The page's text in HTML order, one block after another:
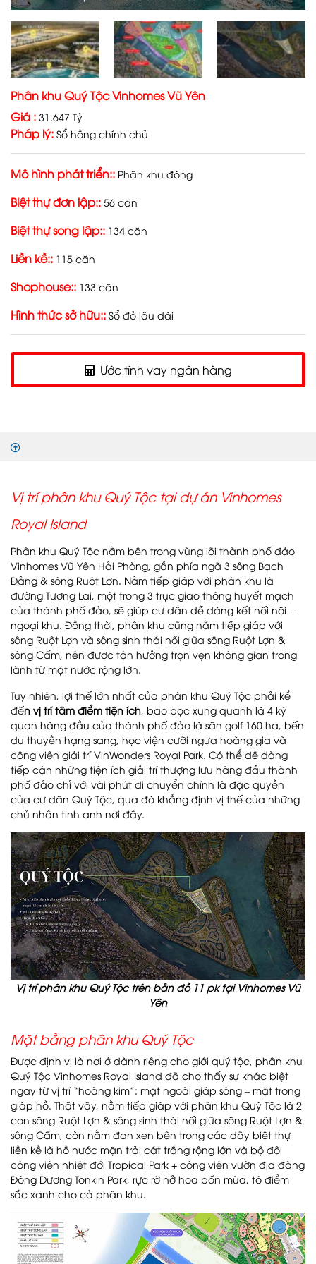
Phân khu Quý Tộc Vinhomes Vũ Yên
Giá : 31.647 Tỷ
Pháp lý: Sổ hồng chính chủ
Mô hình phát triển:: Phân khu đóng
Biệt thự đơn lập:: 56 căn
Biệt thự song lập:: 134 căn
Liền kề:: 115 căn
Shophouse:: 133 căn
Hình thức sở hữu:: Sổ đỏ lâu dài
Ước tính vay ngân hàng
Vị trí phân khu Quý Tộc tại dự án Vinhomes
Royal Island
Phân khu Quý Tộc nằm bên trong vùng lõi thành phố đảo
Vinhomes Vũ Yên Hải Phòng, gần phía ngã 3 sông Bạch
Đằng & sông Ruột Lợn. Nằm tiếp giáp với phân khu là
đường Tương Lai, một trong 3 trục giao thông huyết mạch
của thành phố đảo, sẽ giúp cư dân dễ dàng kết nối nội –
ngoại khu. Đồng thời, phân khu cũng nằm tiếp giáp với
sông Ruột Lợn và sông sinh thái nối giữa sông Ruột Lợn &
sông Cấm, nên được tận hưởng trọn vẹn không gian trong
lành từ mặt nước rộng lớn.
Tuy nhiên, lợi thế lớn nhất của phân khu Quý Tộc phải kể
đến vị trí tâm điểm tiện ích , bao bọc xung quanh là 4 kỳ
quan hàng đầu của thành phố đảo là sân golf 160 ha, bến
du thuyền hạng sang, học viện cưỡi ngựa hoàng gia và
công viên giải trí VinWonders Royal Park. Có thể dễ dàng
tiếp cận những tiện ích giải trí thượng lưu hàng đầu thành
phố đảo chỉ với vài phút di chuyển chính là đặc quyền
của cư dân Quý Tộc, qua đó khẳng định vị thế của những
chủ nhân tinh anh nơi đây.
Vị trí phân khu Quý Tộc trên bản đồ 11 pk tại Vinhomes Vũ
Yên
Mặt bằng phân khu Quý Tộc
Được định vị là nơi ở dành riêng cho giới quý tộc, phân khu
Quý Tộc Vinhomes Royal Island đã cho thấy sự khác biệt
ngay từ vị trí “hoàng kim”: mặt ngoài giáp sông – mặt trong
giáp hồ. Thật vậy, nằm tiếp giáp với phân khu Quý Tộc là 2
con sông Ruột Lợn & sông sinh thái nối giữa sông Ruột Lợn &
sông Cấm, còn nằm đan xen bên trong các dãy biệt thự
liền kề là hồ nước mặn trải cát trắng rộng lớn và bộ đôi
công viên nhiệt đới Tropical Park + công viên vườn địa đàng
Đông Dương Tonkin Park, rực rỡ nở hoa bốn mùa, tô điểm
sắc xanh cho cả phân khu.